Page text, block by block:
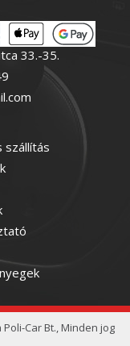
33.-35.
szállítás
Car Bt., Minden jog